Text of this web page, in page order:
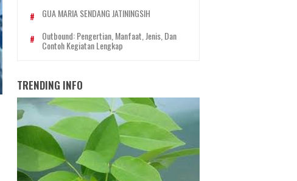
GUA MARIA SENDANG JATININGSIH
Outbound: Pengertian, Manfaat, Jenis, Dan
Contoh Kegiatan Lengkap
TRENDING INFO